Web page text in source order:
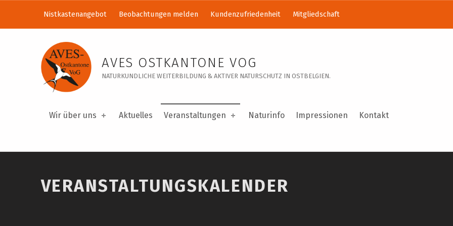
Veranstaltungskalender – AVES Ostkantone VoG
AVES OSTKANTONE VOG
NATURKUNDLICHE WEITERBILDUNG & AKTIVER NATURSCHUTZ IN OSTBELGIEN.
Wir über uns Aktuelles Veranstaltungen Naturinfo Impressionen Kontakt
Nistkastenangebot Beobachtungen melden Kundenzufriedenheit Mitgliedschaft
VERANSTALTUNGSKALENDER